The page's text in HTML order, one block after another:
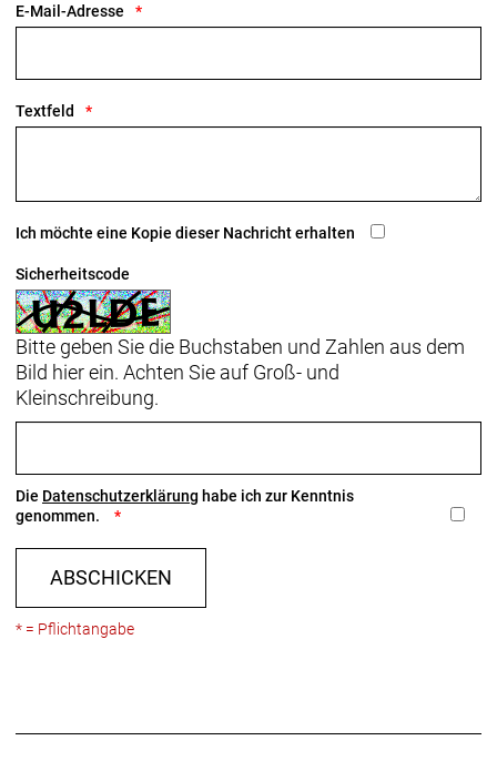
E-Mail-Adresse
Textfeld
Ich möchte eine Kopie dieser Nachricht erhalten
Sicherheitscode
Bitte geben Sie die Buchstaben und Zahlen aus dem
Bild hier ein. Achten Sie auf Groß- und
Kleinschreibung.
Die Datenschutzerklärung habe ich zur Kenntnis
genommen.
ABSCHICKEN
* = Pflichtangabe